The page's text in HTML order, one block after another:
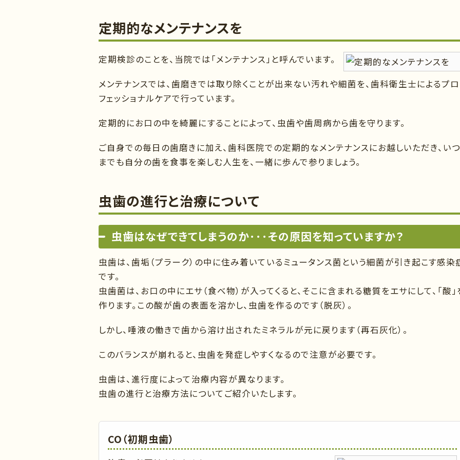
定期的なメンテナンスを
定期検診のことを、当院では「メンテナンス」と呼んでいます。
メンテナンスでは、歯磨きでは取り除くことが出来ない汚れや細菌を、歯科衛生士によるプロ
フェッショナルケアで行っています。
定期的にお口の中を綺麗にすることによって、虫歯や歯周病から歯を守ります。
ご自身での毎日の歯磨きに加え、歯科医院での定期的なメンテナンスにお越しいただき、いつ
までも自分の歯を食事を楽しむ人生を、一緒に歩んで参りましょう。
虫歯の進行と治療について
虫歯はなぜできてしまうのか･･･その原因を知っていますか？
虫歯は、歯垢（プラーク）の中に住み着いているミュータンス菌という細菌が引き起こす感染
です。
虫歯菌は、お口の中にエサ（食べ物）が入ってくると、そこに含まれる糖質をエサにして、「酸」
作ります。この酸が歯の表面を溶かし、虫歯を作るのです（脱灰）。
しかし、唾液の働きで歯から溶け出されたミネラルが元に戻ります（再石灰化）。
このバランスが崩れると、虫歯を発症しやすくなるので注意が必要です。
虫歯は、進行度によって治療内容が異なります。
虫歯の進行と治療方法についてご紹介いたします。
CO（初期虫歯）